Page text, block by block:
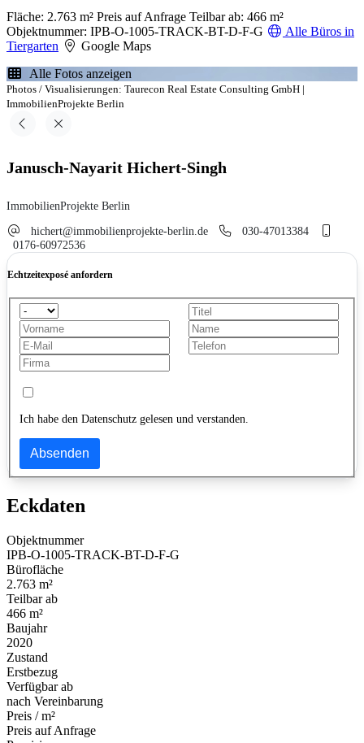
Fläche: 2.763 m² Preis auf Anfrage Teilbar ab: 466 m²
Objektnummer: IPB-O-1005-TRACK-BT-D-F-G
Alle Büros in
Tiergarten
Google Maps
Alle Fotos anzeigen
Photos / Visualisierungen: Taurecon Real Estate Consulting GmbH |
ImmobilienProjekte Berlin
Janusch-Nayarit Hichert-Singh
ImmobilienProjekte Berlin
hichert@immobilienprojekte-berlin.de
030-47013384
0176-60972536
Echtzeitexposé anfordern
Ich habe den Datenschutz gelesen und verstanden.
Absenden
Eckdaten
Objektnummer
IPB-O-1005-TRACK-BT-D-F-G
Bürofläche
2.763 m²
Teilbar ab
466 m²
Baujahr
2020
Zustand
Erstbezug
Verfügbar ab
nach Vereinbarung
Preis / m²
Preis auf Anfrage